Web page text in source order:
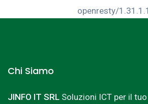
openresty/1.31.1.1
Chi Siamo
JINFO IT SRL Soluzioni ICT per il